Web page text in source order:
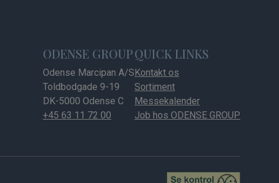
ODENSE GROUP
Odense Marcipan A/S
Toldbodgade 9-19
DK-5000 Odense C
+45 63 11 72 00
QUICK LINKS
Kontakt os
Sortiment
Messekalender
Job hos ODENSE GROUP